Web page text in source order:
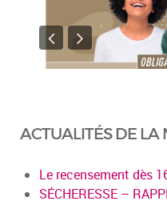
ACTUALITÉS DE LA
Le recensement dès
SÉCHERESSE –